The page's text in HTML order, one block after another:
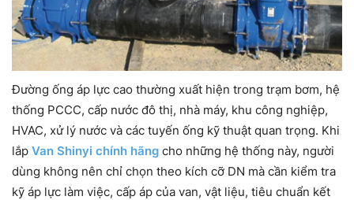
Đường ống áp lực cao thường xuất hiện trong trạm bơm, hệ
thống PCCC, cấp nước đô thị, nhà máy, khu công nghiệp,
HVAC, xử lý nước và các tuyến ống kỹ thuật quan trọng. Khi
lắp Van Shinyi chính hãng cho những hệ thống này, người
dùng không nên chỉ chọn theo kích cỡ DN mà cần kiểm tra
kỹ áp lực làm việc, cấp áp của van, vật liệu, tiêu chuẩn kết